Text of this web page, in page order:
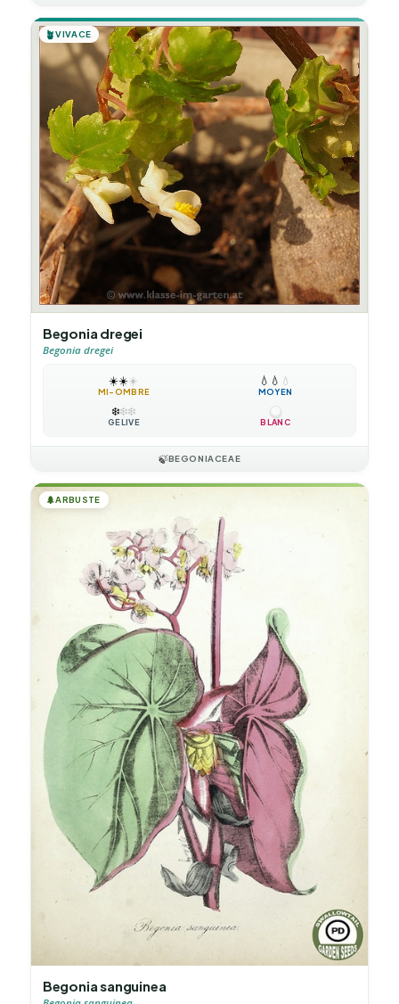
🪴VIVACE
Begonia dregei
Begonia dregei
☀️☀️☀️
MI-OMBRE
💧 💧 💧
MOYEN
❄️❄️❄️
GÉLIVE BLANC
🍃BEGONIACEAE
🌲ARBUSTE
Begonia sanguinea